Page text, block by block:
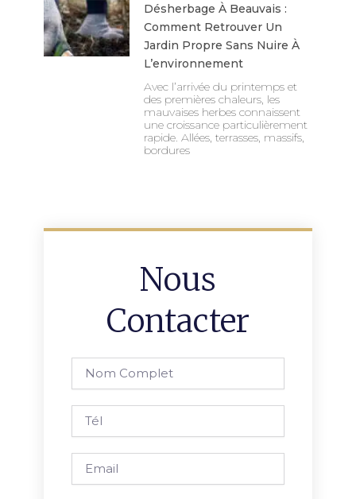
Désherbage À Beauvais :
Comment Retrouver Un
Jardin Propre Sans Nuire À
L’environnement
Avec l’arrivée du printemps et
des premières chaleurs, les
mauvaises herbes connaissent
une croissance particulièrement
rapide. Allées, terrasses, massifs,
bordures
Nous
Contacter
complet